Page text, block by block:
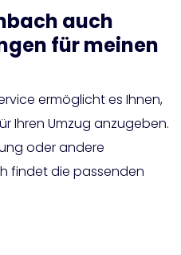
auch
für meinen
ermöglicht es Ihnen,
Ihren Umzug anzugeben.
oder andere
findet die passenden